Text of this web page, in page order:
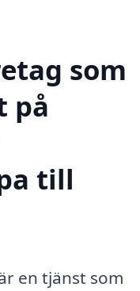
som
på
till
en tjänst som